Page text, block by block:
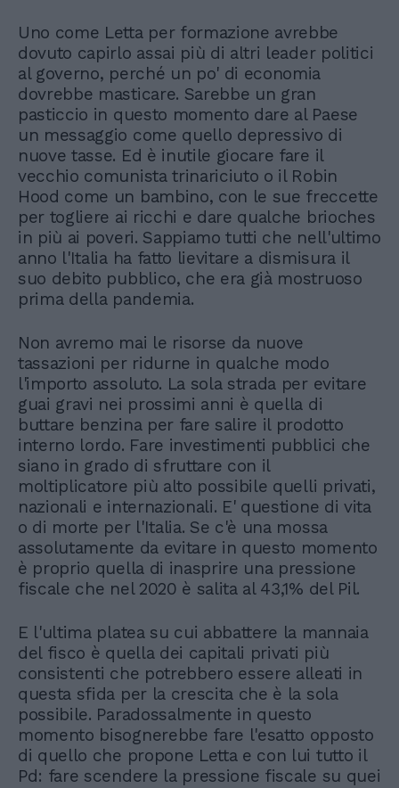
Uno come Letta per formazione avrebbe
dovuto capirlo assai più di altri leader politici
al governo, perché un po' di economia
dovrebbe masticare. Sarebbe un gran
pasticcio in questo momento dare al Paese
un messaggio come quello depressivo di
nuove tasse. Ed è inutile giocare fare il
vecchio comunista trinariciuto o il Robin
Hood come un bambino, con le sue freccette
per togliere ai ricchi e dare qualche brioches
in più ai poveri. Sappiamo tutti che nell'ultimo
anno l'Italia ha fatto lievitare a dismisura il
suo debito pubblico, che era già mostruoso
prima della pandemia.
Non avremo mai le risorse da nuove
tassazioni per ridurne in qualche modo
l'importo assoluto. La sola strada per evitare
guai gravi nei prossimi anni è quella di
buttare benzina per fare salire il prodotto
interno lordo. Fare investimenti pubblici che
siano in grado di sfruttare con il
moltiplicatore più alto possibile quelli privati,
nazionali e internazionali. E' questione di vita
o di morte per l'Italia. Se c'è una mossa
assolutamente da evitare in questo momento
è proprio quella di inasprire una pressione
fiscale che nel 2020 è salita al 43,1% del Pil.
E l'ultima platea su cui abbattere la mannaia
del fisco è quella dei capitali privati più
consistenti che potrebbero essere alleati in
questa sfida per la crescita che è la sola
possibile. Paradossalmente in questo
momento bisognerebbe fare l'esatto opposto
di quello che propone Letta e con lui tutto il
Pd: fare scendere la pressione fiscale su quei